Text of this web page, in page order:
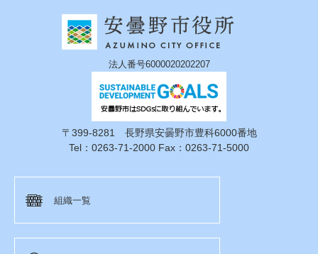
法人番号6000020202207
〒399-8281 長野県安曇野市豊科6000番地
Tel：0263-71-2000 Fax：0263-71-5000
組織一覧